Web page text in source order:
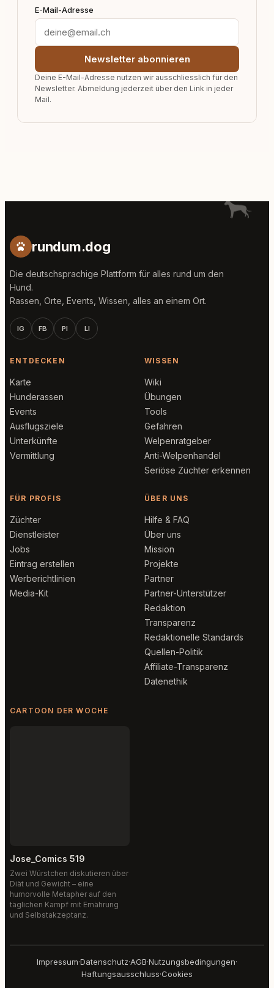
E-Mail-Adresse
Newsletter abonnieren
Deine E-Mail-Adresse nutzen wir ausschliesslich für den
Newsletter. Abmeldung jederzeit über den Link in jeder
Mail.
rundum.dog
Die deutschsprachige Plattform für alles rund um den
Hund.
Rassen, Orte, Events, Wissen, alles an einem Ort.
IG FB PI LI
ENTDECKEN
Karte
Hunderassen
Events
Ausflugsziele
Unterkünfte
Vermittlung
WISSEN
Wiki
Übungen
Tools
Gefahren
Welpenratgeber
Anti-Welpenhandel
Seriöse Züchter erkennen
FÜR PROFIS
Züchter
Dienstleister
Jobs
Eintrag erstellen
Werberichtlinien
Media-Kit
ÜBER UNS
Hilfe & FAQ
Über uns
Mission
Projekte
Partner
Partner-Unterstützer
Redaktion
Transparenz
Redaktionelle Standards
Quellen-Politik
Affiliate-Transparenz
Datenethik
CARTOON DER WOCHE
Jose_Comics 519
Zwei Würstchen diskutieren über
Diät und Gewicht – eine
humorvolle Metapher auf den
täglichen Kampf mit Ernährung
und Selbstakzeptanz.
Impressum·Datenschutz·AGB·Nutzungsbedingungen·
Haftungsausschluss·Cookies